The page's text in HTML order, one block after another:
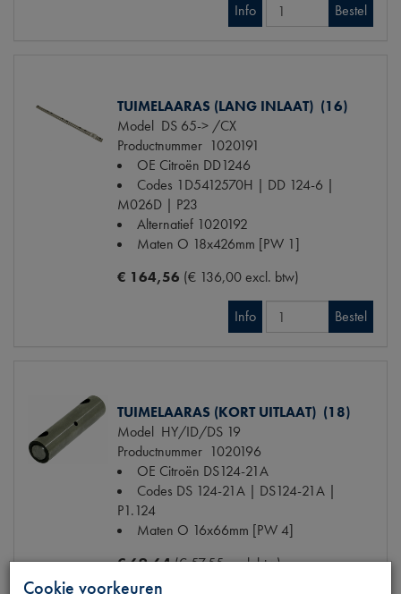
Info Bestel
TUIMELAARAS (LANG INLAAT) (16)
Model DS 65-> /CX
Productnummer 1020191
OE Citroën DD1246
Codes 1D5412570H | DD 124-6 |
M026D | P23
Alternatief 1020192
Maten O 18x426mm [PW 1]
€ 164,56 (€ 136,00 excl. btw)
Info Bestel
TUIMELAARAS (KORT UITLAAT) (18)
Model HY/ID/DS 19
Productnummer 1020196
OE Citroën DS124-21A
Codes DS 124-21A | DS124-21A |
P1.124
Maten O 16x66mm [PW 4]
€ 69,64(€ 57,55 excl. btw)
Cookie voorkeuren